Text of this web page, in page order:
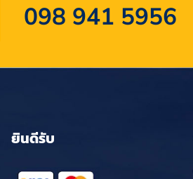
098 941 5956
ยินดีรับ